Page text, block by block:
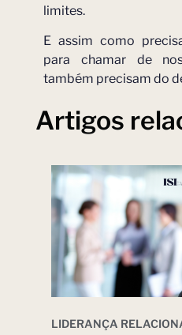
limites.
E assim como
para chamar de
também precisam do
Artigos
LIDERANÇA